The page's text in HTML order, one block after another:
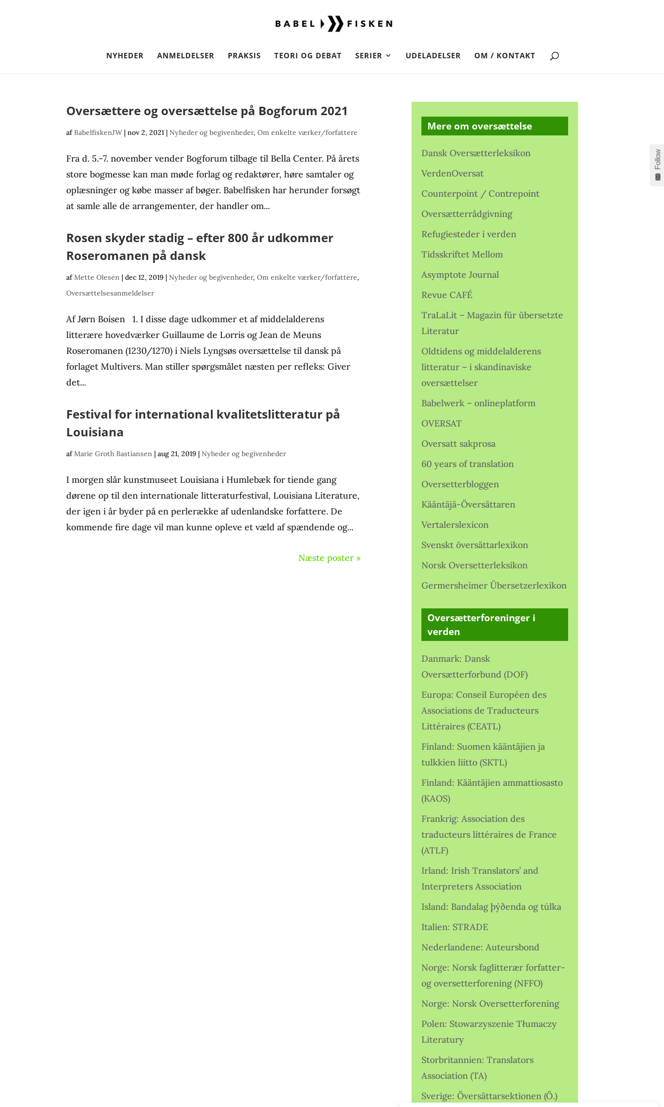
NYHEDER ANMELDELSER PRAKSIS TEORI OG DEBAT SERIER UDELADELSER OM / KONTAKT
Oversættere og oversættelse på Bogforum 2021
afBabelfiskenJW |nov 2, 2021 |Nyheder og begivenheder,Om enkelte værker/forfattere
Fra d. 5.-7. november vender Bogforum tilbage til Bella Center. På årets
store bogmesse kan man møde forlag og redaktører, høre samtaler og
oplæsninger og købe masser af bøger. Babelfisken har herunder forsøgt
at samle alle de arrangementer, der handler om...
Rosen skyder stadig – efter 800 år udkommer
Roseromanen på dansk
afMette Olesen |dec 12, 2019 |Nyheder og begivenheder,Om enkelte værker/forfattere,
Oversættelsesanmeldelser
Af Jørn Boisen 1. I disse dage udkommer et af middelalderens
litterære hovedværker Guillaume de Lorris og Jean de Meuns
Roseromanen (1230/1270) i Niels Lyngsøs oversættelse til dansk på
forlaget Multivers. Man stiller spørgsmålet næsten per refleks: Giver
det...
Festival for international kvalitetslitteratur på
Louisiana
afMarie Groth Bastiansen |aug 21, 2019 |Nyheder og begivenheder
I morgen slår kunstmuseet Louisiana i Humlebæk for tiende gang
dørene op til den internationale litteraturfestival, Louisiana Literature,
der igen i år byder på en perlerække af udenlandske forfattere. De
kommende fire dage vil man kunne opleve et væld af spændende og...
Næste poster »
Mere om oversættelse
Dansk Oversætterleksikon
VerdenOversat
Counterpoint / Contrepoint
Oversætterrådgivning
Refugiesteder i verden
Tidsskriftet Mellom
Asymptote Journal
Revue CAFÉ
TraLaLit – Magazin für übersetzte
Literatur
Oldtidens og middelalderens
litteratur – i skandinaviske
oversættelser
Babelwerk – onlineplatform
OVERSAT
Oversatt sakprosa
60 years of translation
Oversetterbloggen
Kääntäjä-Översättaren
Vertalerslexicon
Svenskt översättarlexikon
Norsk Oversetterleksikon
Germersheimer Übersetzerlexikon
Oversætterforeninger i
verden
Danmark: Dansk
Oversætterforbund (DOF)
Europa: Conseil Européen des
Associations de Traducteurs
Littéraires (CEATL)
Finland: Suomen kääntäjien ja
tulkkien liitto (SKTL)
Finland: Kääntäjien ammattiosasto
(KAOS)
Frankrig: Association des
traducteurs littéraires de France
(ATLF)
Irland: Irish Translators’ and
Interpreters Association
Island: Bandalag þýðenda og túlka
Italien: STRADE
Nederlandene: Auteursbond
Norge: Norsk faglitterær forfatter-
og oversetterforening (NFFO)
Norge: Norsk Oversetterforening
Polen: Stowarzyszenie Tłumaczy
Literatury
Storbritannien: Translators
Association (TA)
Sverige: Översättarsektionen (Ö.)
Follow